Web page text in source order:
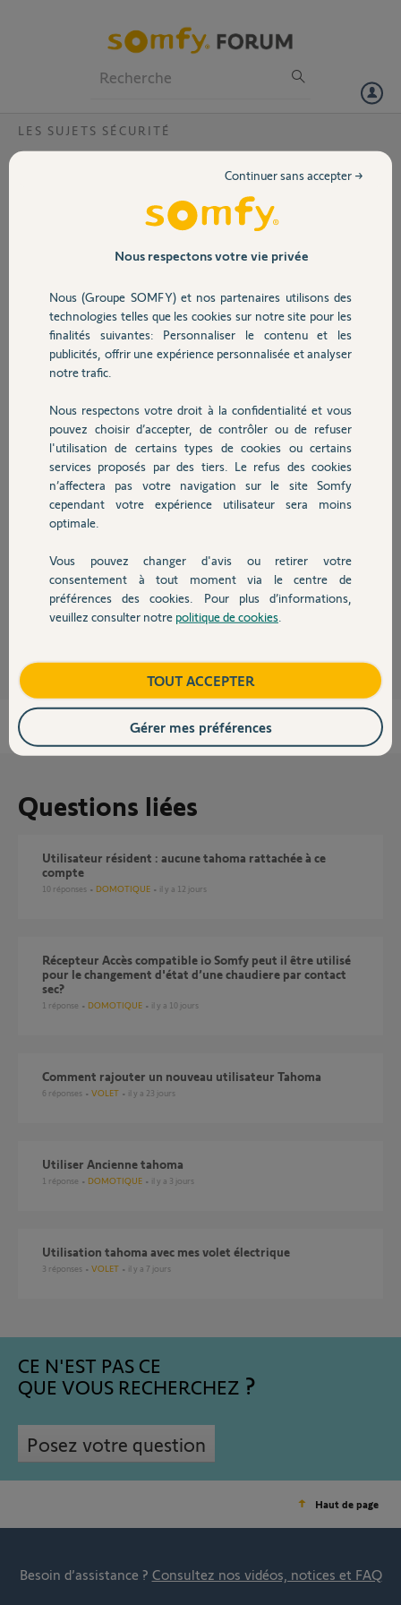
Volet
Sécurité
Domotique
Chauffage
Autres produits
Devis avec un pro
Contact
LES SUJETS SÉCURITÉ
utiliser http://www.alarmesomfy.net ?
Je n'arrive pas à créer un compte sur < http://www.alarmesomfy.net
Le numéro du transmetteur téléphonique est 538786
Le numéro inscrit sur le module IP est 2480-03.
jc
Participer au fil de discussion
Réponses
Bonjour Jc,
Un compte d'accès à distance était déjà affilié à votre
votre dès à présent.
Bonne journée,
Thomas M. il y a plus de 7 ans
Questions liées
Utilisateur résident : aucune tahoma rattachée à ce
compte
10 réponses DOMOTIQUE il y a 12 jours
Récepteur Accès compatible io Somfy peut il être utilisé
pour le changement d'état d’une chaudiere par contact
sec?
1 réponse DOMOTIQUE il y a 10 jours
Comment rajouter un nouveau utilisateur Tahoma
6 réponses VOLET il y a 23 jours
Utiliser Ancienne tahoma
1 réponse DOMOTIQUE il y a 3 jours
Utilisation tahoma avec mes volet électrique
3 réponses VOLET il y a 7 jours
CE N'EST PAS CE
QUE VOUS RECHERCHEZ
Posez votre question
Haut de page
Besoin d’assistance ? Consultez nos vidéos, notices et FAQ
Nous respectons votre vie privée
Nous (Groupe SOMFY) et nos partenaires utilisons des
technologies telles que les cookies sur notre site pour les
finalités suivantes: Personnaliser le contenu et les
publicités, offrir une expérience personnalisée et analyser
notre trafic.
Nous respectons votre droit à la confidentialité et vous
pouvez choisir d’accepter, de contrôler ou de refuser
l'utilisation de certains types de cookies ou certains
services proposés par des tiers. Le refus des cookies
n’affectera pas votre navigation sur le site Somfy
cependant votre expérience utilisateur sera moins
optimale.
Vous pouvez changer d'avis ou retirer votre
consentement à tout moment via le centre de
préférences des cookies. Pour plus d’informations,
veuillez consulter notre politique de cookies
Continuer sans accepter →
TOUT ACCEPTER
Gérer mes préférences